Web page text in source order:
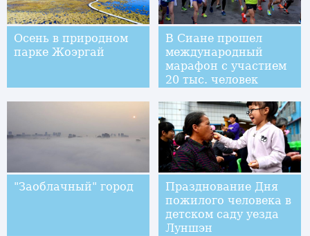
Осень в природном
парке Жоэргай
В Сиане прошел
международный
марафон с участием
20 тыс. человек
"Заоблачный" город
Празднование Дня
пожилого человека в
детском саду уезда
Луншэн